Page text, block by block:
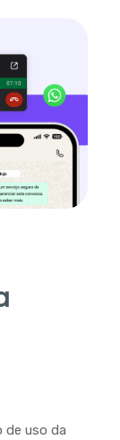
de uso da